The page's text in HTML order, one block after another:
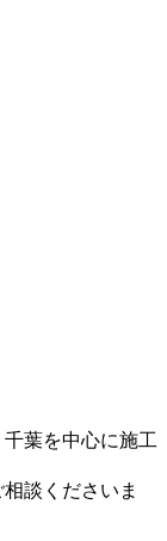
葉を中心に施工
談くださいま